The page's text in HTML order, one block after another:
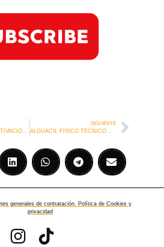
SIGUIENTE
generales de contratación. Política de Cookies y
privacidad